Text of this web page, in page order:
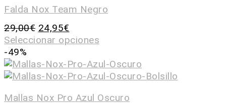
Falda Nox Team Negro
29,00€ 24,95€
Seleccionar opciones
-49%
Mallas Nox Pro Azul Oscuro